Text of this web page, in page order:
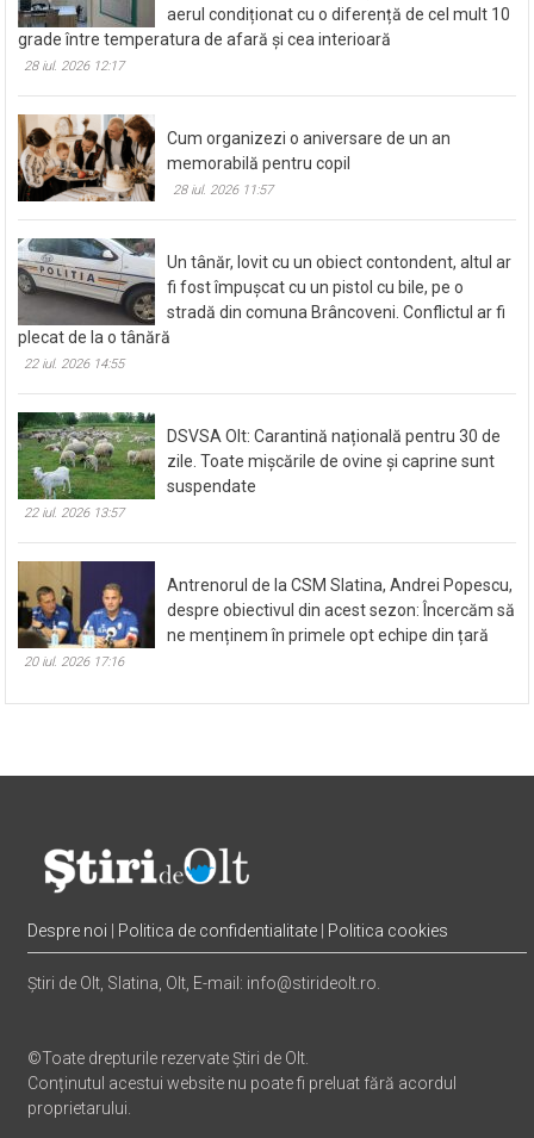
aerul condiționat cu o diferență de cel mult 10
grade între temperatura de afară și cea interioară
28 iul. 2026 12:17
Cum organizezi o aniversare de un an
memorabilă pentru copil
28 iul. 2026 11:57
Un tânăr, lovit cu un obiect contondent, altul ar
fi fost împușcat cu un pistol cu bile, pe o
stradă din comuna Brâncoveni. Conflictul ar fi
plecat de la o tânără
22 iul. 2026 14:55
DSVSA Olt: Carantină națională pentru 30 de
zile. Toate mișcările de ovine și caprine sunt
suspendate
22 iul. 2026 13:57
Antrenorul de la CSM Slatina, Andrei Popescu,
despre obiectivul din acest sezon: Încercăm să
ne menținem în primele opt echipe din țară
20 iul. 2026 17:16
Despre noi Politica de confidentialitate Politica cookies
Știri de Olt, Slatina, Olt, E-mail: info@stirideolt.ro.
©Toate drepturile rezervate Știri de Olt.
Conținutul acestui website nu poate fi preluat fără acordul
proprietarului.